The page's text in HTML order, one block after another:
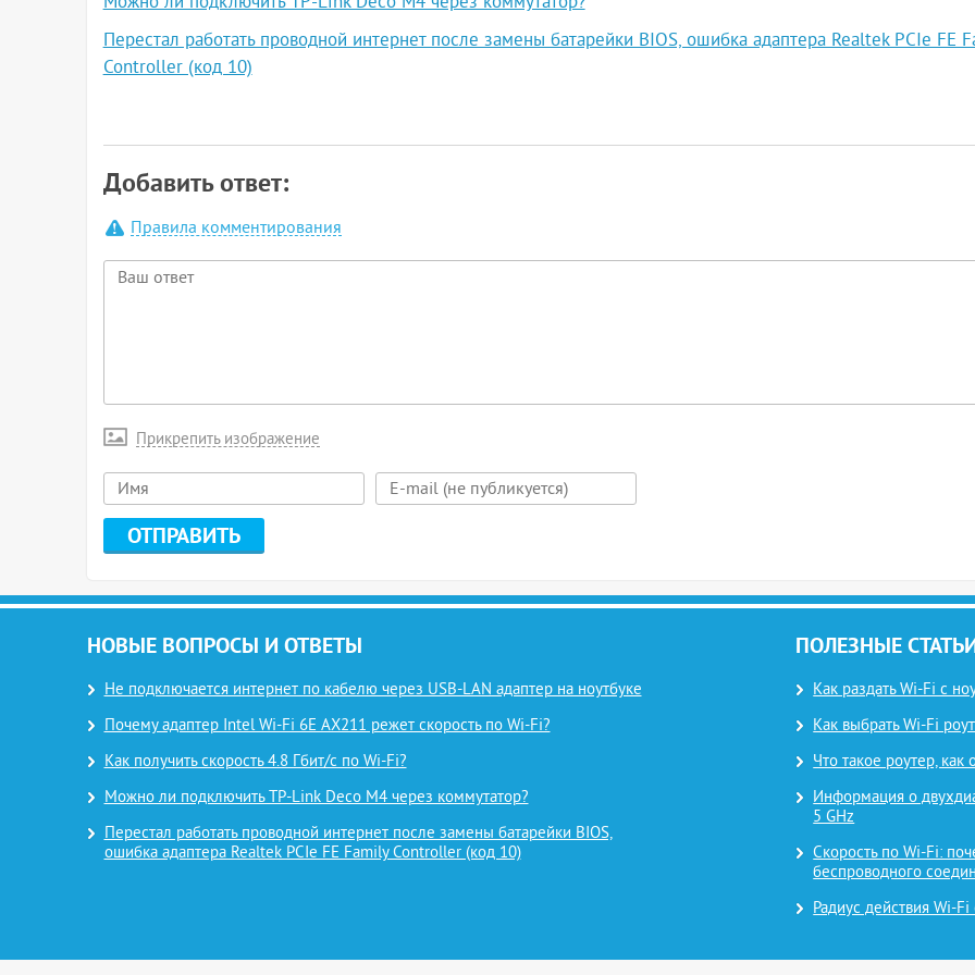
Перестал работать проводной интернет после замены батарейки BIOS, ошибка адаптера Realtek PCIe FE
Controller (код 10)
Добавить ответ:
Правила комментирования
Прикрепить изображение
НОВЫЕ ВОПРОСЫ И ОТВЕТЫ
Не подключается интернет по кабелю через USB-LAN адаптер на ноутбуке
Почему адаптер Intel Wi-Fi 6E AX211 режет скорость по Wi-Fi?
Как получить скорость 4.8 Гбит/с по Wi-Fi?
Можно ли подключить TP-Link Deco M4 через коммутатор?
Перестал работать проводной интернет после замены батарейки BIOS,
ошибка адаптера Realtek PCIe FE Family Controller (код 10)
ПОЛЕЗНЫЕ
Как раздать Wi-Fi с
Как выбрать Wi-Fi
Что такое роутер, как
Информация о
5 GHz
Скорость по Wi-Fi:
беспроводного
Радиус действия Wi-